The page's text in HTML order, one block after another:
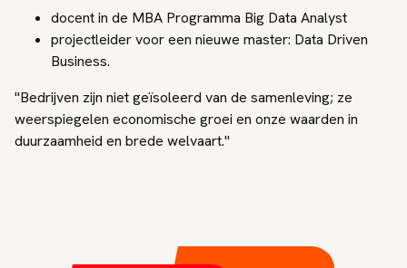
docent in de MBA Programma Big Data Analyst
projectleider voor een nieuwe master: Data Driven
Business.
"Bedrijven zijn niet geïsoleerd van de samenleving; ze
weerspiegelen economische groei en onze waarden in
duurzaamheid en brede welvaart."